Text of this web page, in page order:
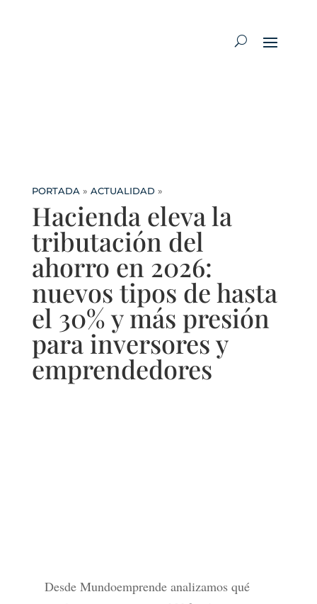
PORTADA» ACTUALIDAD »
Hacienda eleva la
tributación del
ahorro en 2026:
nuevos tipos de hasta
el 30% y más presión
para inversores y
emprendedores
Desde Mundoemprende analizamos qué